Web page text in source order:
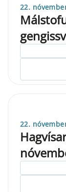
22.
22.